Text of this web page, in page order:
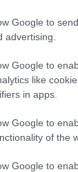
Google to
advertising.
Google to
like
in apps.
Google to
of the
Google to
ha en stiv
en viss
Så det
som er så
den